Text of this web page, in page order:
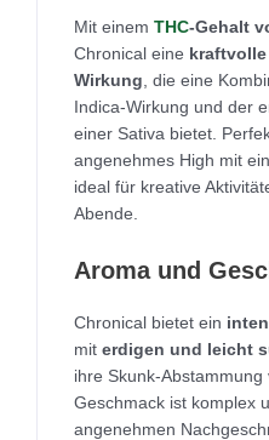
Mit einem THC-Gehalt
Chronical eine
Wirkung, die eine
Indica-Wirkung und der
einer Sativa bietet.
angenehmes High mit
ideal für kreative
Abende.
Aroma und
Chronical bietet ein
mit erdigen und leicht
ihre Skunk-
Geschmack ist komplex
angenehmen